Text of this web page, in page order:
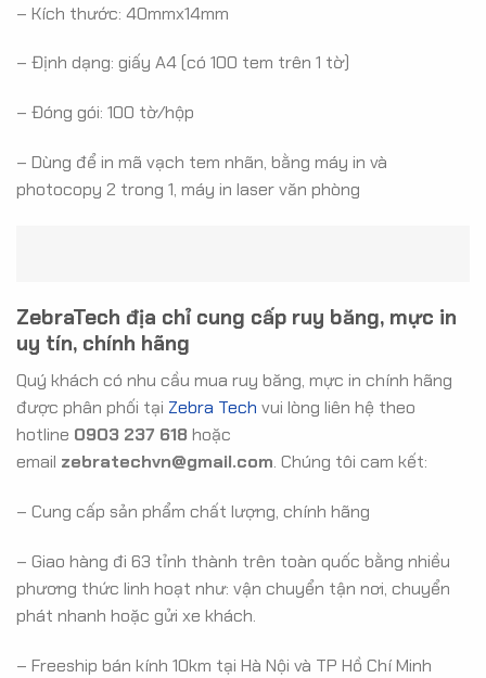
– Kích thước: 40mmx14mm
– Định dạng: giấy A4 (có 100 tem trên 1 tờ)
– Đóng gói: 100 tờ/hộp
– Dùng để in mã vạch tem nhãn, bằng máy in và
photocopy 2 trong 1, máy in laser văn phòng
ZebraTech địa chỉ cung cấp ruy băng, mực in
uy tín, chính hãng
Quý khách có nhu cầu mua ruy băng, mực in chính hãng
được phân phối tại Zebra Tech vui lòng liên hệ theo
hotline 0903 237 618 hoặc
email zebratechvn@gmail.com. Chúng tôi cam kết:
– Cung cấp sản phẩm chất lượng, chính hãng
– Giao hàng đi 63 tỉnh thành trên toàn quốc bằng nhiều
phương thức linh hoạt như: vận chuyển tận nơi, chuyển
phát nhanh hoặc gửi xe khách.
– Freeship bán kính 10km tại Hà Nội và TP Hồ Chí Minh